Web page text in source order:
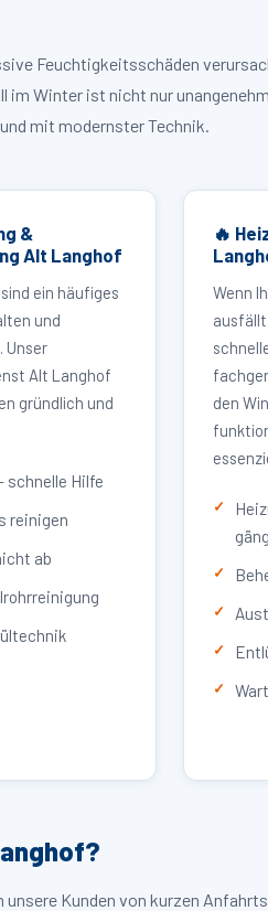
Feuchtigkeitsschäden
Winter ist nicht nur
mit modernster Technik.
&
Alt Langhof
ein häufiges
und
Unser
Alt Langhof
gründlich und
schnelle Hilfe
reinigen
ab
🔥
Wenn
den
Kunden von kurzen